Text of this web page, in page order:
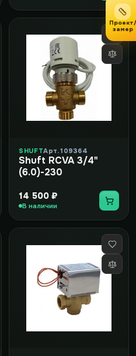
SHUFTАрт. 109364
Shuft RCVA 3/4"
(6.0)-230
14 500 ₽
В наличии
Проект/
замер